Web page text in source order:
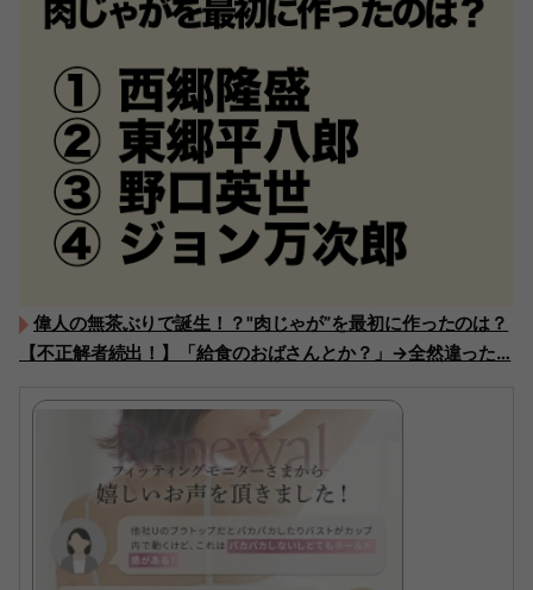
偉人の無茶ぶりで誕生！？"肉じゃが”を最初に作ったのは？
【不正解者続出！】「給食のおばさんとか？」→全然違った…